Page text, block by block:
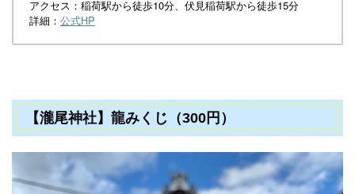
アクセス：稲荷駅から徒歩10分、伏見稲荷駅から徒歩15分
詳細： 公式HP
【瀧尾神社】龍みくじ（300円）